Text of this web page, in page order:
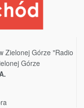
Zielonej Górze "Radio
Górze